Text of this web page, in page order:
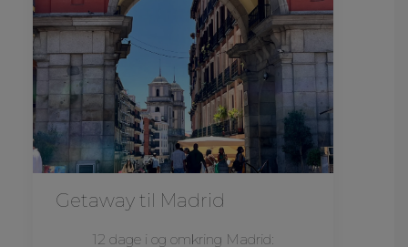
Getaway til Madrid
12 dage i og omkring Madrid: